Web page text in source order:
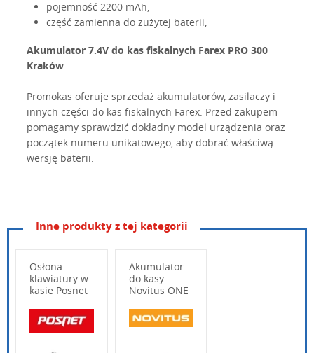
pojemność 2200 mAh,
część zamienna do zużytej baterii,
Akumulator 7.4V do kas fiskalnych Farex PRO 300
Kraków
Promokas oferuje sprzedaż akumulatorów, zasilaczy i
innych części do kas fiskalnych Farex. Przed zakupem
pomagamy sprawdzić dokładny model urządzenia oraz
początek numeru unikatowego, aby dobrać właściwą
wersję baterii.
Rodzaj produktu
Akumulator do kasy
Pojemność
Przedrostek numeru unikatowego
Wpisz poniżej swoje pytanie
Inne produkty z tej kategorii
Osłona
klawiatury w
kasie Posnet
Akumulator
do kasy
Novitus ONE